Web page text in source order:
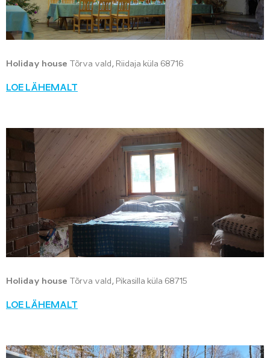
Holiday house Tõrva vald, Riidaja küla 68716
LOE LÄHEMALT
Holiday house Tõrva vald, Pikasilla küla 68715
LOE LÄHEMALT